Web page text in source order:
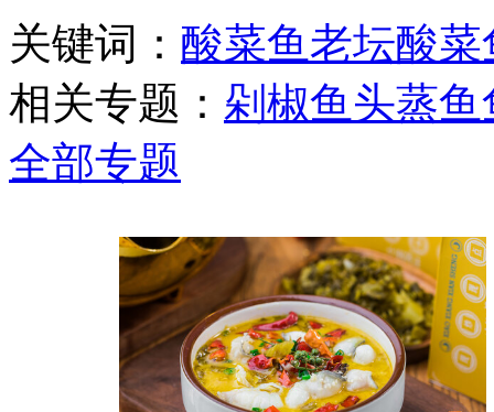
关键词： 酸菜鱼老坛酸菜
相关专题： 剁椒鱼头蒸鱼
全部专题